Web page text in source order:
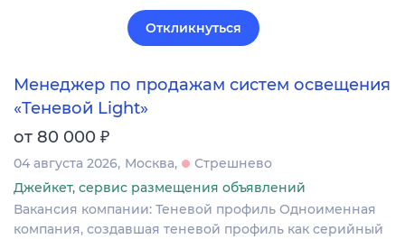
Откликнуться
Менеджер по продажам систем освещения
«Теневой Light»
от 80 000 ₽
04 августа 2026 Москва
Стрешнево
Джейкет, сервис размещения объявлений
Вакансия компании: Теневой профиль Одноименная
компания, создавшая теневой профиль как серийный